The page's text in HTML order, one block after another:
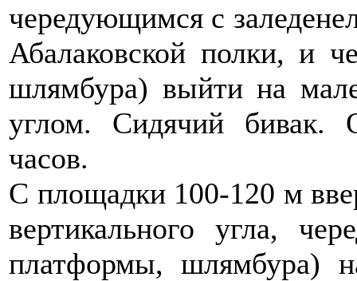
чередующимся с
Абалаковской полки, и
шлямбура) выйти на
углом. Сидячий бивак.
часов.
С площадки 100-120 м
вертикального угла,
платформы, шлямбура)